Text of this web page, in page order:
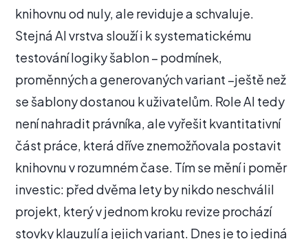
knihovnu od nuly, ale reviduje a schvaluje.
Stejná AI vrstva slouží i k systematickému
testování logiky šablon – podmínek,
proměnných a generovaných variant –ještě než
se šablony dostanou k uživatelům. Role AI tedy
není nahradit právníka, ale vyřešit kvantitativní
část práce, která dříve znemožňovala postavit
knihovnu v rozumném čase. Tím se mění i poměr
investic: před dvěma lety by nikdo neschválil
projekt, který v jednom kroku revize prochází
stovky klauzulí a jejich variant. Dnes je to jediná